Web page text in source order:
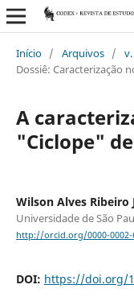
Início / Arquivos /
Dossiê: Caracterização
A
"Ciclope"
Wilson Alves Ribeiro
Universidade de São
http://orcid.org/0000-0002-
DOI: https://doi.org/